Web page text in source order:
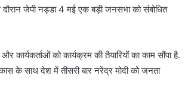
दौरान जेपी नड्डा 4 मई एक बड़ी जनसभा को संबोधित
कार्यकर्ताओं को कार्यक्रम की तैयारियों का काम सौंपा है.
के साथ देश में तीसरी बार नरेंद्र मोदी को जनता